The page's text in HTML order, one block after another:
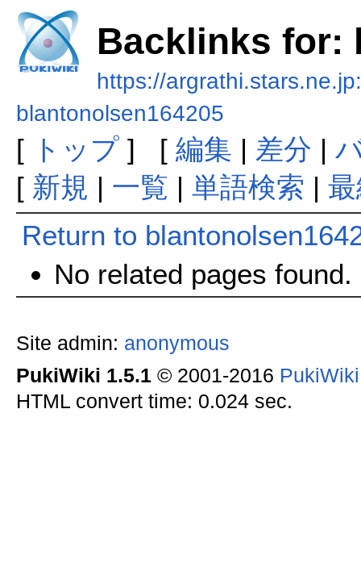
Backlinks for:
https://
blantonolsen164205
[ トップ] [ 編集 | 差分 |
[ 新規 | 一覧 | 単語検索 |
Return to
No related pages found.
Site admin: anonymous
PukiWiki 1.5.1© 2001-2016
HTML convert time: 0.024 sec.